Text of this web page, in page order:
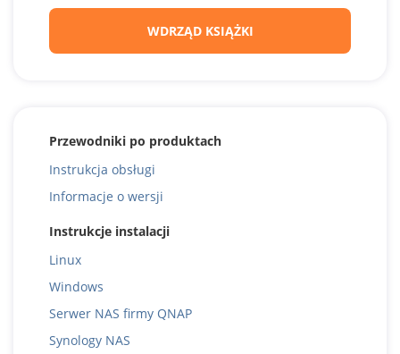
WDRZĄD KSIĄŻKI
Przewodniki po produktach
Instrukcja obsługi
Informacje o wersji
Instrukcje instalacji
Linux
Windows
Serwer NAS firmy QNAP
Synology NAS